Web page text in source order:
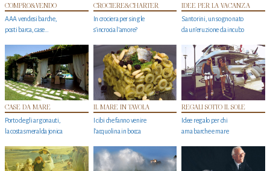
COMPRO&VENDO
AAA vendesi barche,
posti barca, case…
CROCIERE&CHARTER
In crociera per single
s'incrocia l’amore?
IDEE PER LA VACANZA
Santorini, un sogno nato
da un’eruzione da incubo
CASE DA MARE
Porto degli argonauti,
la costa smeralda jonica
IL MARE IN TAVOLA
I cibi che fanno venire
l’acquolina in bocca
REGALI SOTTO IL SOLE
Idee regalo per chi
ama barche e mare